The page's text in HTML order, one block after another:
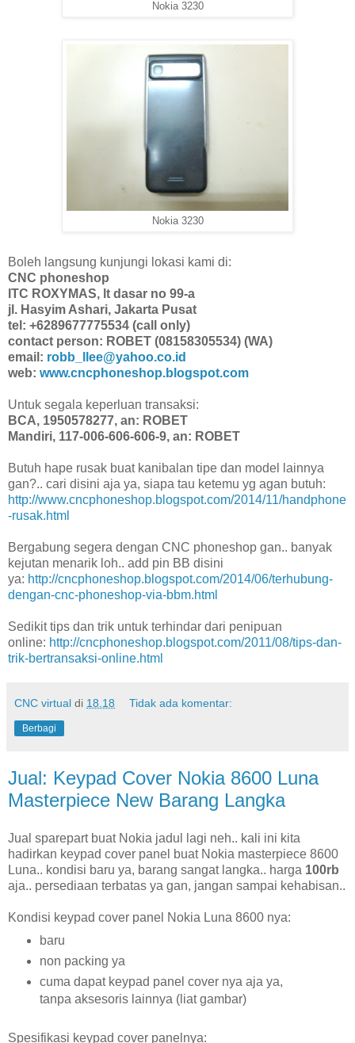
Nokia 3230
Nokia 3230
Boleh langsung kunjungi lokasi kami di:
CNC phoneshop
ITC ROXYMAS, lt dasar no 99-a
jl. Hasyim Ashari, Jakarta Pusat
tel: +6289677775534 (call only)
contact person: ROBET (08158305534) (WA)
email: robb_llee@yahoo.co.id
web: www.cncphoneshop.blogspot.com
Untuk segala keperluan transaksi:
BCA, 1950578277, an: ROBET
Mandiri, 117-006-606-606-9, an: ROBET
Butuh hape rusak buat kanibalan tipe dan model lainnya
gan?.. cari disini aja ya, siapa tau ketemu yg agan butuh:
http://www.cncphoneshop.blogspot.com/2014/11/handphone
-rusak.html
Bergabung segera dengan CNC phoneshop gan.. banyak
kejutan menarik loh.. add pin BB disini
ya: http://cncphoneshop.blogspot.com/2014/06/terhubung-
dengan-cnc-phoneshop-via-bbm.html
Sedikit tips dan trik untuk terhindar dari penipuan
online: http://cncphoneshop.blogspot.com/2011/08/tips-dan-
trik-bertransaksi-online.html
CNC virtual di 18.18 Tidak ada komentar:
Berbagi
Jual: Keypad Cover Nokia 8600 Luna
Masterpiece New Barang Langka
Jual sparepart buat Nokia jadul lagi neh.. kali ini kita
hadirkan keypad cover panel buat Nokia masterpiece 8600
Luna.. kondisi baru ya, barang sangat langka.. harga 100rb
aja.. persediaan terbatas ya gan, jangan sampai kehabisan..
Kondisi keypad cover panel Nokia Luna 8600 nya:
baru
non packing ya
cuma dapat keypad panel cover nya aja ya,
tanpa aksesoris lainnya (liat gambar)
Spesifikasi keypad cover panelnya: